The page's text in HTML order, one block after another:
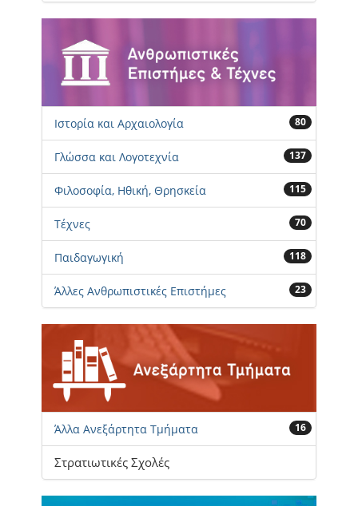
Ιστορία και Αρχαιολογία 80
Γλώσσα και Λογοτεχνία 137
Φιλοσοφία, Ηθική, Θρησκεία 115
Τέχνες 70
Παιδαγωγική 118
Άλλες Ανθρωπιστικές Επιστήμες 23
Άλλα Ανεξάρτητα Τμήματα 16
Στρατιωτικές Σχολές